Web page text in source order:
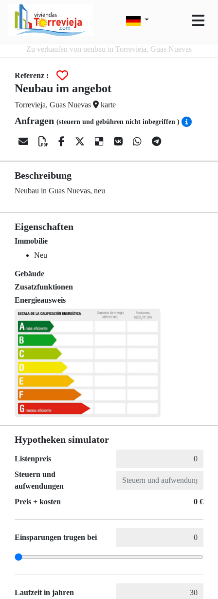
Zu verkaufen von neubau in Torrevieja, Guas Nuevas
Referenz :
Neubau im angebot
Torrevieja, Guas Nuevas karte
Anfragen (steuern und gebühren nicht inbegriffen )
Beschreibung
Neubau in Guas Nuevas, neu
Eigenschaften
Immobilie
Neu
Gebäude
Zusatzfunktionen
Energieausweis
Hypotheken simulator
Listenpreis
Steuern und
aufwendungen
Preis + kosten
0 €
Einsparungen trugen bei
Laufzeit in jahren